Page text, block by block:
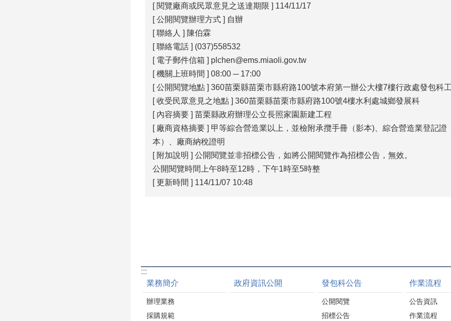
[ 閱覽廠商或民眾意見之送達期限 ] 114/11/17
[ 公開閱覽辦理方式 ] 自辦
[ 聯絡人 ] 陳伯霖
[ 聯絡電話 ] (037)558532
[ 電子郵件信箱 ] plchen@ems.miaoli.gov.tw
[ 機關上班時間 ] 08:00 ─ 17:00
[ 公開閱覽地點 ] 360苗栗縣苗栗市縣府路100號本府第一辦公大樓7樓行政處發包科
[ 收受民眾意見之地點 ] 360苗栗縣苗栗市縣府路100號4樓水利處城鄉發展科
[ 內容摘要 ] 苗栗縣政府辦理公立長照家園新建工程
[ 廠商資格摘要 ] 甲等綜合營造業以上，並檢附承攬手冊（影本)、綜合營造業登記
本）、廠商納稅證明
[ 附加說明 ] 公開閱覽並非招標公告，如將公開閱覽作為招標公告，無效。
公開閱覽時間上午8時至12時，下午1時至5時整
[ 更新時間 ] 114/11/07 10:48
:::
業務簡介
辦理業務
採購規範
政府資訊公開 發包科公告
公開閱覽
招標公告
作業流程
公告資訊
作業流程